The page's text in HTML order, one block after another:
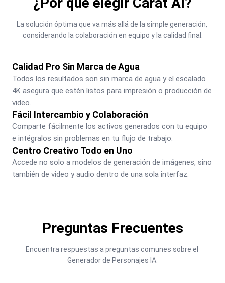
La solución óptima que va más allá de la simple generación,
considerando la colaboración en equipo y la calidad final.
Calidad Pro Sin Marca de Agua
Todos los resultados son sin marca de agua y el escalado
4K asegura que estén listos para impresión o producción de
video.
Fácil Intercambio y Colaboración
Comparte fácilmente los activos generados con tu equipo
e intégralos sin problemas en tu flujo de trabajo.
Centro Creativo Todo en Uno
Accede no solo a modelos de generación de imágenes, sino
también de video y audio dentro de una sola interfaz.
Preguntas Frecuentes
Encuentra respuestas a preguntas comunes sobre el
Generador de Personajes IA.